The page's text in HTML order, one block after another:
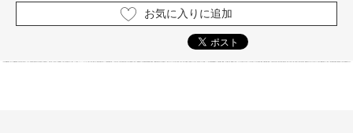
お気に入りに追加